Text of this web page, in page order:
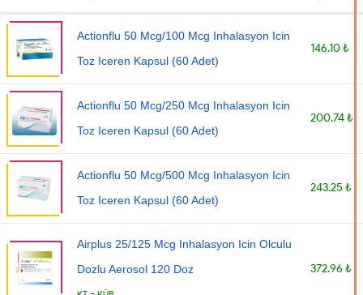
Actionflu 50 Mcg/100 Mcg Inhalasyon Icin
Toz Iceren Kapsul (60 Adet)
146.10 ₺
Actionflu 50 Mcg/250 Mcg Inhalasyon Icin
Toz Iceren Kapsul (60 Adet)
200.74 ₺
Actionflu 50 Mcg/500 Mcg Inhalasyon Icin
Toz Iceren Kapsul (60 Adet)
243.25 ₺
Airplus 25/125 Mcg Inhalasyon Icin Olculu
Dozlu Aerosol 120 Doz
372.96 ₺